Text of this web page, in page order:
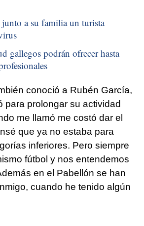
a su familia un turista
gallegos podrán ofrecer hasta
conoció a Rubén García,
para prolongar su actividad
me llamó me costó dar el
que ya no estaba para
inferiores. Pero siempre
fútbol y nos entendemos
en el Pabellón se han
cuando he tenido algún